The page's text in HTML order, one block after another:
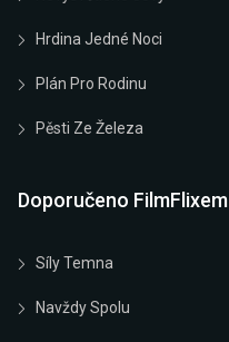
Hrdina Jedné Noci
Plán Pro Rodinu
Pěsti Ze Železa
Doporučeno FilmFlixem
Síly Temna
Navždy Spolu